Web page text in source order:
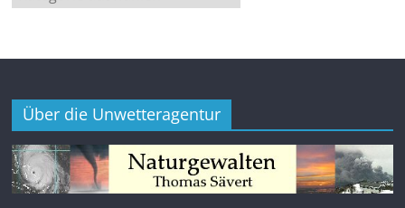
Über die Unwetteragentur